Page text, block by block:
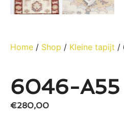
Home / Shop / Kleine tapijt /
6046-A55
€280,00